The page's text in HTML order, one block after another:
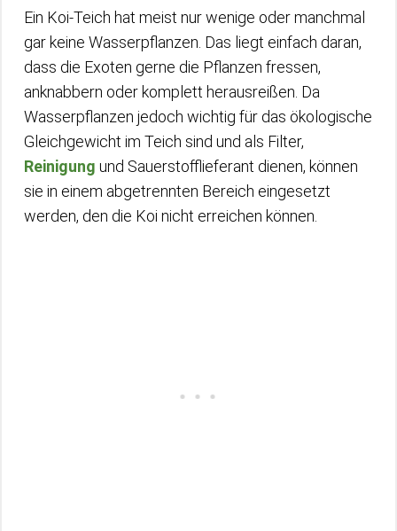
Ein Koi-Teich hat meist nur wenige oder manchmal
gar keine Wasserpflanzen. Das liegt einfach daran,
dass die Exoten gerne die Pflanzen fressen,
anknabbern oder komplett herausreißen. Da
Wasserpflanzen jedoch wichtig für das ökologische
Gleichgewicht im Teich sind und als Filter,
Reinigung und Sauerstofflieferant dienen, können
sie in einem abgetrennten Bereich eingesetzt
werden, den die Koi nicht erreichen können.